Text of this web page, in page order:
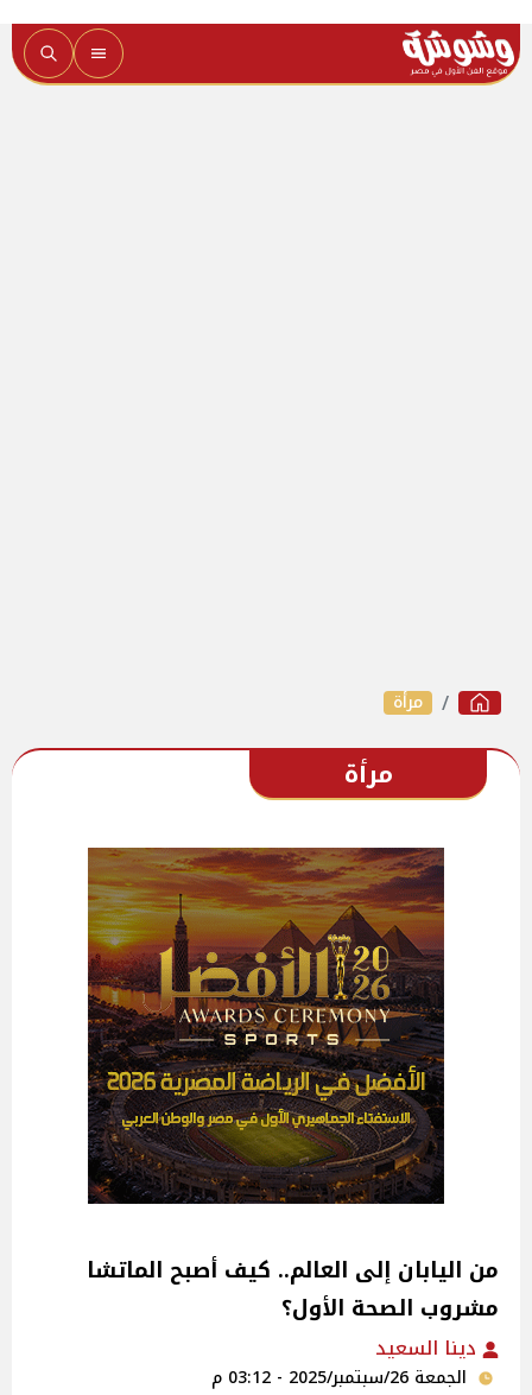
مرأة
مرأة
من اليابان إلى العالم.. كيف أصبح الماتشا
مشروب الصحة الأول؟
دينا السعيد
الجمعة 26/سبتمبر/2025 - 03:12 م